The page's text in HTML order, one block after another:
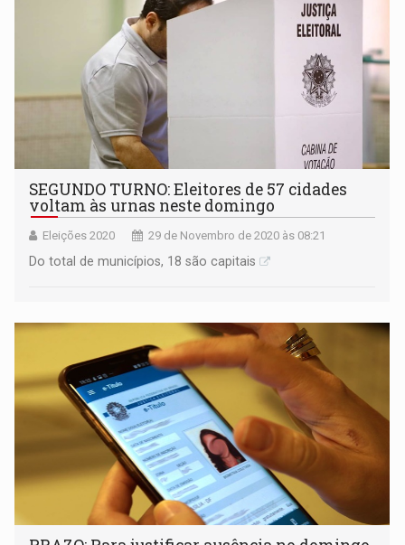
SEGUNDO TURNO: Eleitores de 57 cidades
voltam às urnas neste domingo
Eleições 2020 29 de Novembro de 2020 às 08:21
Do total de municípios, 18 são capitais